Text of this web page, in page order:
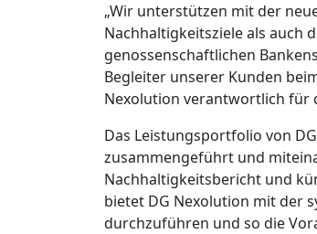
„Wir unterstützen mit der
Nachhaltigkeitsziele als auch
genossenschaftlichen
Begleiter unserer Kunden
Nexolution verantwortlich für
Das Leistungsportfolio von
zusammengeführt und
Nachhaltigkeitsbericht und
bietet DG Nexolution mit der
durchzuführen und so die